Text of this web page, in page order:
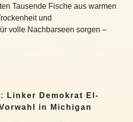
Tausende Fische aus warmen
und
volle Nachbarseen sorgen –
Linker Demokrat El-
in Michigan